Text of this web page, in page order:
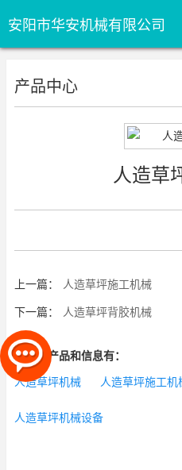
安阳市华安机械有限公司
产品中心
人造草
上一篇： 人造草坪施工机械
下一篇： 人造草坪背胶机械
相关的产品和信息有：
人造草坪机械 人造草坪施工机
人造草坪机械设备